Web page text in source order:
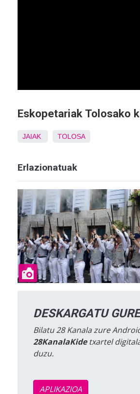
Eskopetariak Tolosako
JAIAK TOLOSA
Erlazionatuak
DESKARGATU
Bilatu 28 Kanala zure
28KanalaKidetxartel
duzu.
APLIKAZIOA